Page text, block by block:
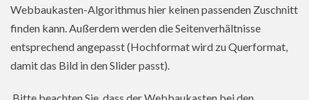
Webbaukasten-Algorithmus hier keinen passenden Zuschnitt
finden kann. Außerdem werden die Seitenverhältnisse
entsprechend angepasst (Hochformat wird zu Querformat,
damit das Bild in den Slider passt).